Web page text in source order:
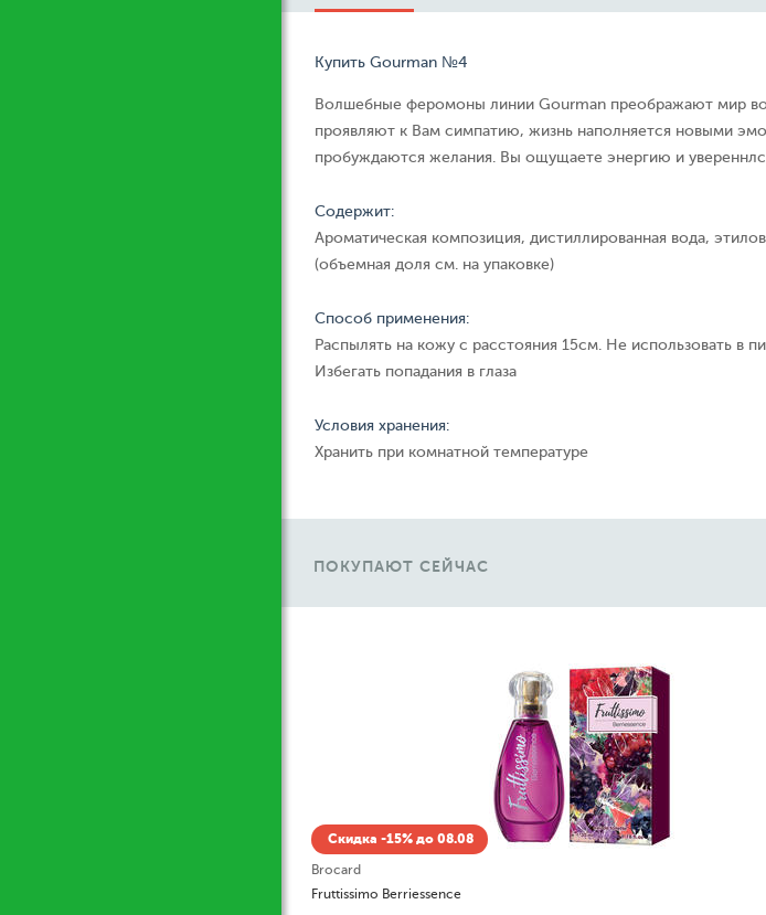
Купить Gourman №4
Волшебные феромоны линии Gourman преображают мир
проявляют к Вам симпатию, жизнь наполняется новыми
пробуждаются желания. Вы ощущаете энергию и
Содержит:
Ароматическая композиция, дистиллированная вода,
(объемная доля см. на упаковке)
Способ применения:
Распылять на кожу с расстояния 15см. Не использовать в
Избегать попадания в глаза
Условия хранения:
Хранить при комнатной температуре
ПОКУПАЮТ СЕЙЧАС
Скидка -15% до 08.08
Brocard
Fruttissimo Berriessence